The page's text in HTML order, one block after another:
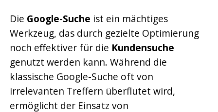
Die Google-Suche ist ein mächtiges
Werkzeug, das durch gezielte Optimierung
noch effektiver für die Kundensuche
genutzt werden kann. Während die
klassische Google-Suche oft von
irrelevanten Treffern überflutet wird,
ermöglicht der Einsatz von